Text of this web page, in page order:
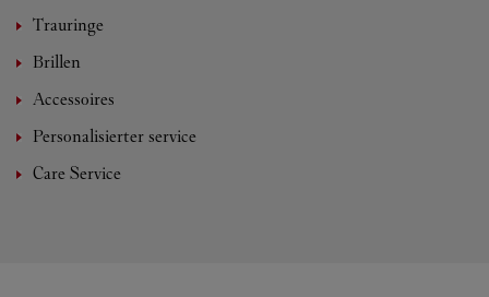
Trauringe
Brillen
Accessoires
Personalisierter service
Care Service